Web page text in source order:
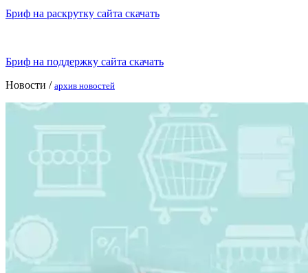
Бриф на раскрутку сайта скачать
Бриф на поддержку сайта скачать
Новости / архив новостей